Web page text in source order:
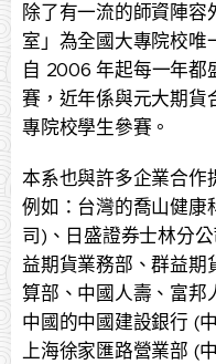
除了有一流的師資陣
室」為全國大專院校唯
自 2006 年起每一年都
賽，近年係與元大期
專院校學生參賽。
本系也與許多企業合作
例如：台灣的喬山健康
司)、日盛證券士林分
益期貨業務部、群益期
算部、中國人壽、富邦
中國的中國建設銀行 (
上海徐家匯路營業部 (